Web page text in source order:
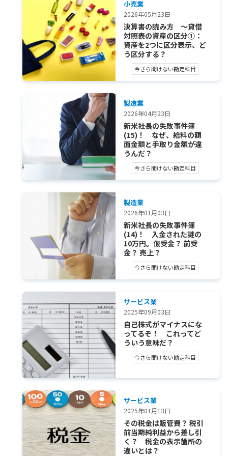
小売業
2026年05月23日
決算書の読み方 ～貸借
対照表の資産の区分①：
資産を2つに区分表示、ど
う区分する？
今さら聞けない勘定科目
製造業
2026年04月23日
新米社長の失敗事件簿
(15)！ なぜ、給料の額
面金額と手取り金額が違
うんだ？
今さら聞けない勘定科目
製造業
2026年01月03日
新米社長の失敗事件簿
(14)！ 入金された謎の
10万円。仮受金？ 前受
金？ 売上？
今さら聞けない勘定科目
サービス業
2025年09月03日
自己株式がマイナスにな
ってるぞ！ これってど
ういう意味だ？
今さら聞けない勘定科目
サービス業
2025年01月13日
その税金は販管費？ 税引
前当期純利益から差し引
く？ 税金の表示箇所の
違いとは？